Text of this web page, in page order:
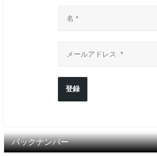
登録
バックナンバー